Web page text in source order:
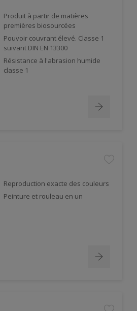
Produit à partir de matières
premières biosourcées
Pouvoir couvrant élevé. Classe 1
suivant DIN EN 13300
Résistance à l'abrasion humide
classe 1
Reproduction exacte des couleurs
Peinture et rouleau en un